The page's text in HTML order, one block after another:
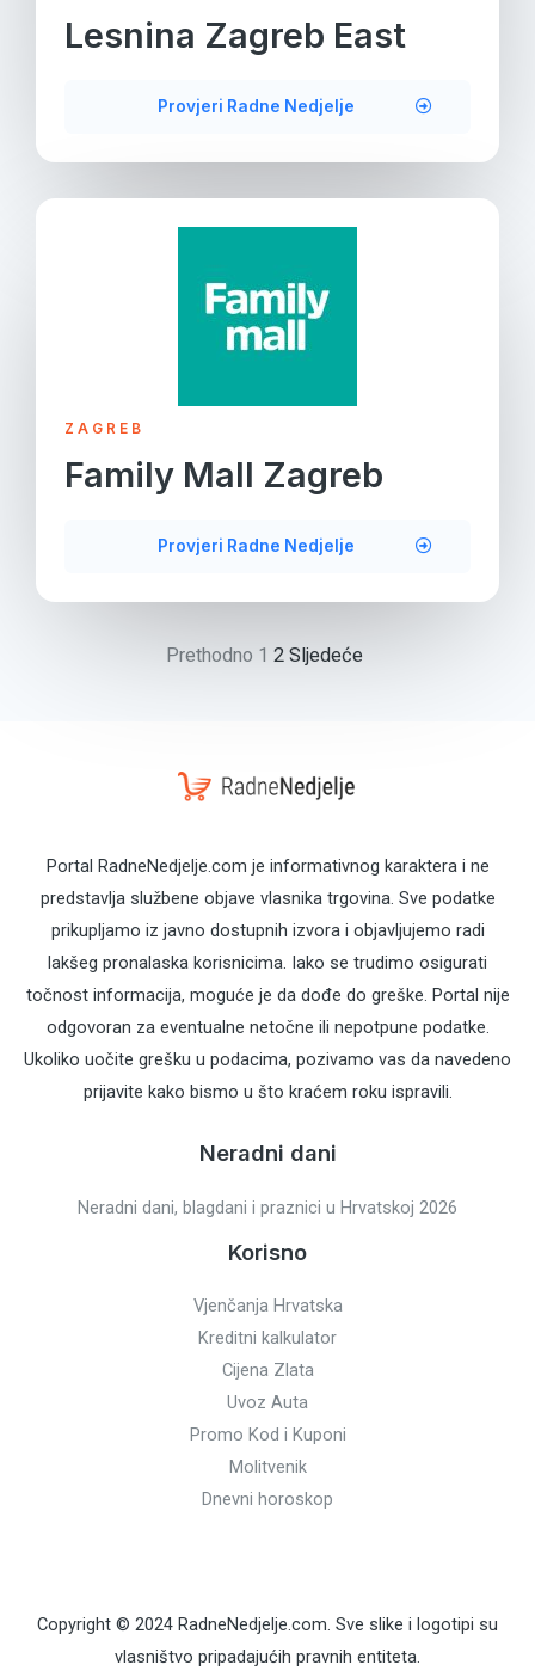
Lesnina Zagreb East
Provjeri Radne Nedjelje
ZAGREB
Family Mall Zagreb
Provjeri Radne Nedjelje
Prethodno 1 2 Sljedeće
Portal RadneNedjelje.com je informativnog karaktera i ne
predstavlja službene objave vlasnika trgovina. Sve podatke
prikupljamo iz javno dostupnih izvora i objavljujemo radi
lakšeg pronalaska korisnicima. Iako se trudimo osigurati
točnost informacija, moguće je da dođe do greške. Portal nije
odgovoran za eventualne netočne ili nepotpune podatke.
Ukoliko uočite grešku u podacima, pozivamo vas da navedeno
prijavite kako bismo u što kraćem roku ispravili.
Neradni dani
Neradni dani, blagdani i praznici u Hrvatskoj 2026
Korisno
Vjenčanja Hrvatska
Kreditni kalkulator
Cijena Zlata
Uvoz Auta
Promo Kod i Kuponi
Molitvenik
Dnevni horoskop
Copyright © 2024 RadneNedjelje.com. Sve slike i logotipi su
vlasništvo pripadajućih pravnih entiteta.